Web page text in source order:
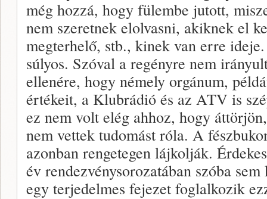
még hozzá, hogy fülembe jutott,
nem szeretnek elolvasni, akiknek el
megterhelő, stb., kinek van erre
súlyos. Szóval a regényre nem
ellenére, hogy némely orgánum,
értékeit, a Klubrádió és az ATV is
ez nem volt elég ahhoz, hogy
nem vettek tudomást róla. A
azonban rengetegen lájkolják.
év rendezvénysorozatában szóba
egy terjedelmes fejezet foglalkozik